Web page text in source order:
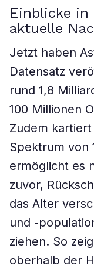
Einblicke in
aktuelle
Jetzt haben
Datensatz
rund 1,8
100 Millionen
Zudem
Spektrum von
ermöglicht es
zuvor,
das Alter
und -
ziehen. So
oberhalb der